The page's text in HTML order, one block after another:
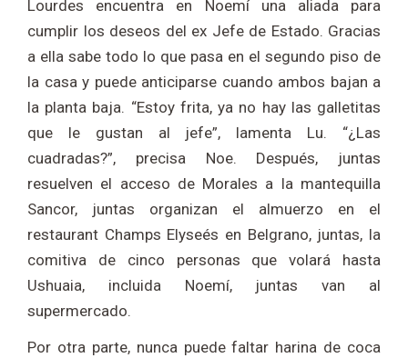
Lourdes encuentra en Noemí una aliada para
cumplir los deseos del ex Jefe de Estado. Gracias
a ella sabe todo lo que pasa en el segundo piso de
la casa y puede anticiparse cuando ambos bajan a
la planta baja. “Estoy frita, ya no hay las galletitas
que le gustan al jefe”, lamenta Lu. “¿Las
cuadradas?”, precisa Noe. Después, juntas
resuelven el acceso de Morales a la mantequilla
Sancor, juntas organizan el almuerzo en el
restaurant Champs Elyseés en Belgrano, juntas, la
comitiva de cinco personas que volará hasta
Ushuaia, incluida Noemí, juntas van al
supermercado.
Por otra parte, nunca puede faltar harina de coca